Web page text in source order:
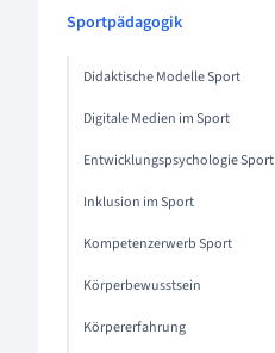
Sportpädagogik
Didaktische Modelle Sport
Digitale Medien im Sport
Entwicklungspsychologie Sport
Inklusion im Sport
Kompetenzerwerb Sport
Körperbewusstsein
Körpererfahrung